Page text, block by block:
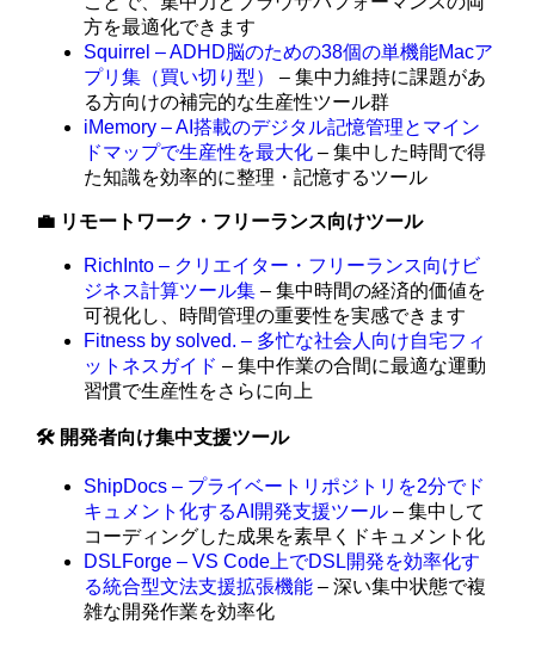
方を最適化できます
Squirrel – ADHD脳のための38個の単機能Macア
プリ集（買い切り型）
– 集中力維持に課題があ
る方向けの補完的な生産性ツール群
iMemory – AI搭載のデジタル記憶管理とマイン
ドマップで生産性を最大化 – 集中した時間で得
た知識を効率的に整理・記憶するツール
💼 リモートワーク・フリーランス向けツール
RichInto – クリエイター・フリーランス向けビ
ジネス計算ツール集 – 集中時間の経済的価値を
可視化し、時間管理の重要性を実感できます
Fitness by solved. – 多忙な社会人向け自宅フィ
ットネスガイド – 集中作業の合間に最適な運動
習慣で生産性をさらに向上
🛠️ 開発者向け集中支援ツール
ShipDocs – プライベートリポジトリを2分でド
キュメント化するAI開発支援ツール – 集中して
コーディングした成果を素早くドキュメント化
DSLForge – VS Code上でDSL開発を効率化す
る統合型文法支援拡張機能 – 深い集中状態で複
雑な開発作業を効率化